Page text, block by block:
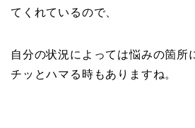
てくれているので、
自分の状況によっては悩みの箇所
チッとハマる時もありますね。